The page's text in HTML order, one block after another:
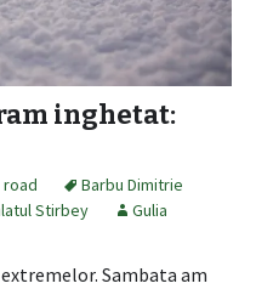
inghetat:
road
Barbu Dimitrie
Stirbey Gulia
Sambata am